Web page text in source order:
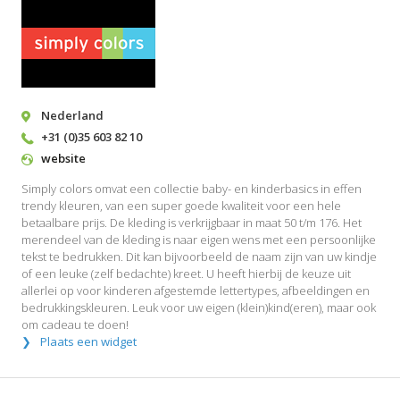
Nederland
+31 (0)35 603 82 10
website
Simply colors omvat een collectie baby- en kinderbasics in effen
trendy kleuren, van een super goede kwaliteit voor een hele
betaalbare prijs. De kleding is verkrijgbaar in maat 50 t/m 176. Het
merendeel van de kleding is naar eigen wens met een persoonlijke
tekst te bedrukken. Dit kan bijvoorbeeld de naam zijn van uw kindje
of een leuke (zelf bedachte) kreet. U heeft hierbij de keuze uit
allerlei op voor kinderen afgestemde lettertypes, afbeeldingen en
bedrukkingskleuren. Leuk voor uw eigen (klein)kind(eren), maar ook
om cadeau te doen!
Plaats een widget